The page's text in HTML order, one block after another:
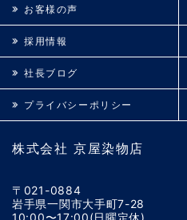
株式会社 京屋染物店
〒021-0884
岩手県一関市大手町7-28
10:00〜17:00(日曜定休)
お客様の声
採用情報
社長ブログ
プライバシーポリシー